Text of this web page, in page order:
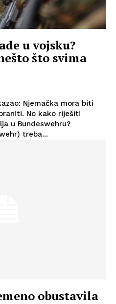
u vojsku?
što svima
Njemačka mora biti
No kako riješiti
u Bundeswehru?
treba...
obustavila